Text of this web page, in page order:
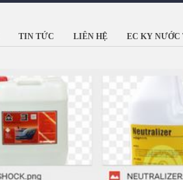
TIN TỨC LIÊN HỆ EC KY NƯỚC